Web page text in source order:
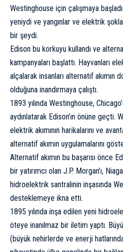
Westinghouse için çalışmaya
yeniydi ve yangınlar ve elektrik
bir şeydi.
Edison bu korkuyu kullandı ve
kampanyaları başlattı. Hayvanları
alçalarak insanları alternatif akımın
olduğuna inandırmaya çalıştı.
1893 yılında Westinghouse,
aydınlatarak Edison’ın önüne geçti.
elektrik akımının harikalarını ve
alternatif akımın uygulamalarını
Alternatif akımın bu başarısı önce
bir yatırımcı olan J.P. Morgan’ı,
hidroelektrik santralinin inşasında
desteklemeye ikna etti.
1895 yılında inşa edilen yeni
öteye inanılmaz bir iletim yaptı.
(büyük nehirlerde ve enerji